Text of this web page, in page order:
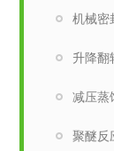
机械密
升降翻
减压蒸
聚醚反